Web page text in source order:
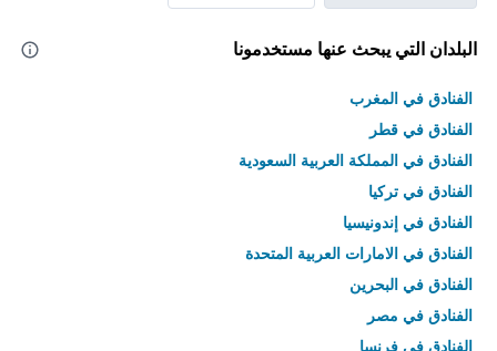
البلدان التي يبحث عنها مستخدمونا
الفنادق في المغرب
الفنادق في قطر
الفنادق في المملكة العربية السعودية
الفنادق في تركيا
الفنادق في إندونيسيا
الفنادق في الامارات العربية المتحدة
الفنادق في البحرين
الفنادق في مصر
الفنادق في فرنسا